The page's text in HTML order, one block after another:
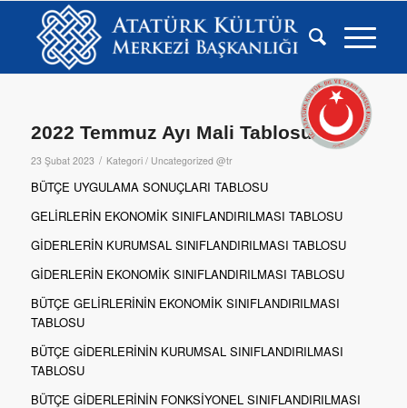
2022 Temmuz Ayı Mali Tablosu
23 Şubat 2023 / Kategori / Uncategorized @tr
BÜTÇE UYGULAMA SONUÇLARI TABLOSU
GELİRLERİN EKONOMİK SINIFLANDIRILMASI TABLOSU
GİDERLERİN KURUMSAL SINIFLANDIRILMASI TABLOSU
GİDERLERİN EKONOMİK SINIFLANDIRILMASI TABLOSU
BÜTÇE GELİRLERİNİN EKONOMİK SINIFLANDIRILMASI
TABLOSU
BÜTÇE GİDERLERİNİN KURUMSAL SINIFLANDIRILMASI
TABLOSU
BÜTÇE GİDERLERİNİN FONKSİYONEL SINIFLANDIRILMASI